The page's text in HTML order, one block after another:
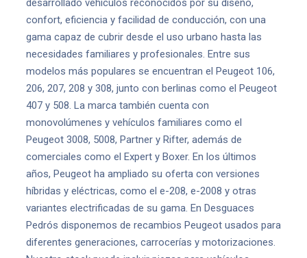
desarrollado vehículos reconocidos por su diseño,
confort, eficiencia y facilidad de conducción, con una
gama capaz de cubrir desde el uso urbano hasta las
necesidades familiares y profesionales. Entre sus
modelos más populares se encuentran el Peugeot 106,
206, 207, 208 y 308, junto con berlinas como el Peugeot
407 y 508. La marca también cuenta con
monovolúmenes y vehículos familiares como el
Peugeot 3008, 5008, Partner y Rifter, además de
comerciales como el Expert y Boxer. En los últimos
años, Peugeot ha ampliado su oferta con versiones
híbridas y eléctricas, como el e-208, e-2008 y otras
variantes electrificadas de su gama. En Desguaces
Pedrós disponemos de recambios Peugeot usados para
diferentes generaciones, carrocerías y motorizaciones.